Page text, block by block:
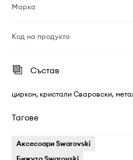
Марка
Код на продукта
Състав
циркон, кристали Сваровски,
Тагове
Аксесоари Swarovski